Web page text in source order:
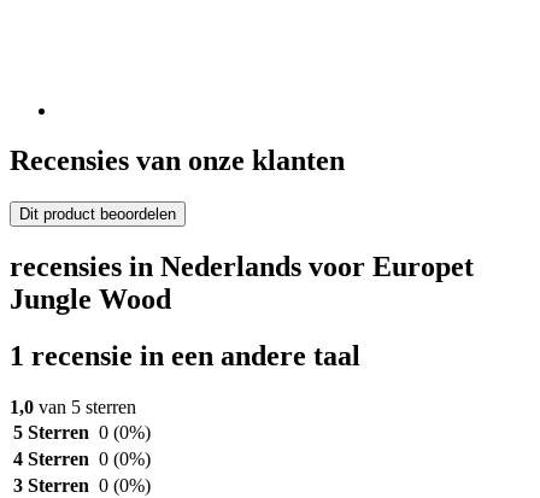
Recensies van onze klanten
Dit product beoordelen
recensies in Nederlands voor Europet
Jungle Wood
1 recensie in een andere taal
1,0 van 5 sterren
5 Sterren 0 (0%)
4 Sterren 0 (0%)
3 Sterren 0 (0%)